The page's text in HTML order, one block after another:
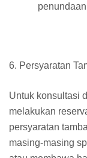
6. Persyaratan
Untuk konsultasi
melakukan
persyaratan
masing-masing